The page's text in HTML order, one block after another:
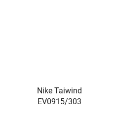
Nike Taiwind
EV0915/303